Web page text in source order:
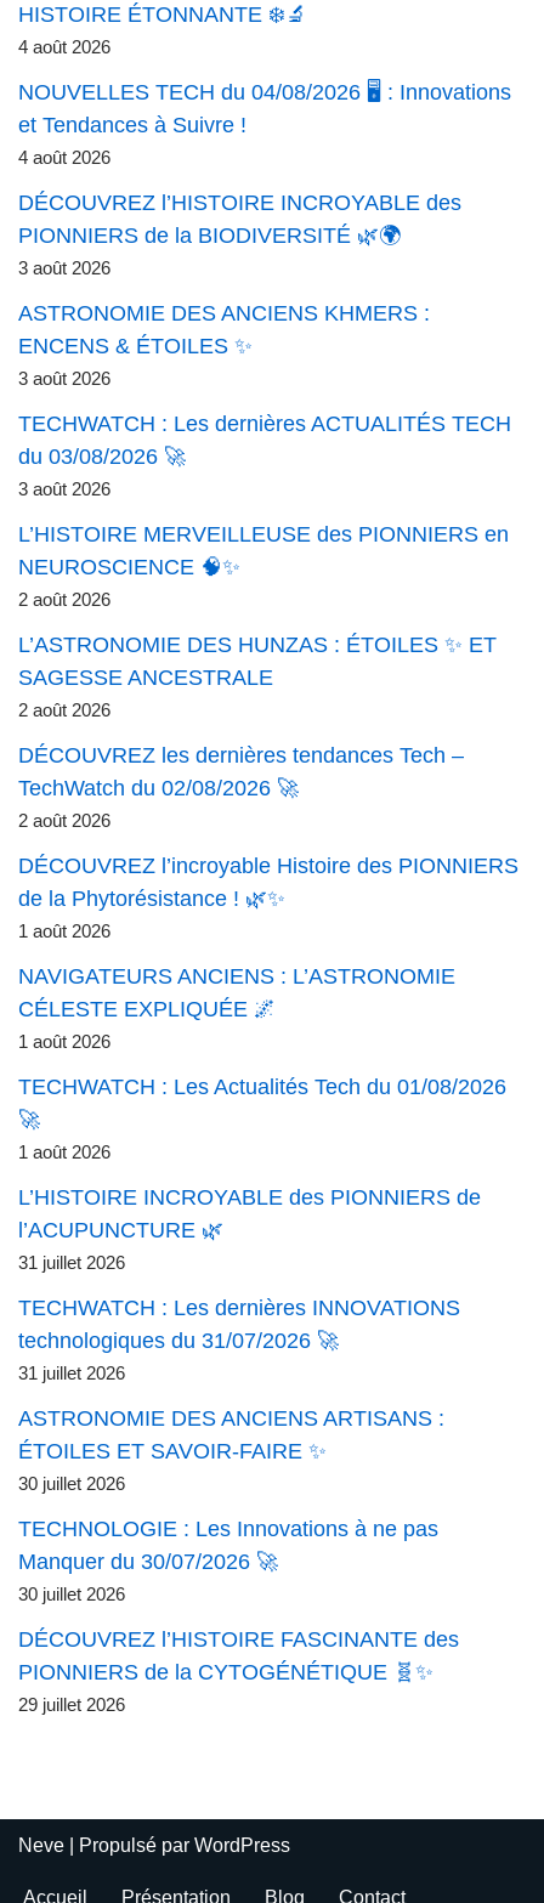
HISTOIRE ÉTONNANTE ❄️🔬
4 août 2026
NOUVELLES TECH du 04/08/2026 🖥️ : Innovations
et Tendances à Suivre !
4 août 2026
DÉCOUVREZ l’HISTOIRE INCROYABLE des
PIONNIERS de la BIODIVERSITÉ 🌿🌍
3 août 2026
ASTRONOMIE DES ANCIENS KHMERS :
ENCENS & ÉTOILES ✨
3 août 2026
TECHWATCH : Les dernières ACTUALITÉS TECH
du 03/08/2026 🚀
3 août 2026
L’HISTOIRE MERVEILLEUSE des PIONNIERS en
NEUROSCIENCE 🧠✨
2 août 2026
L’ASTRONOMIE DES HUNZAS : ÉTOILES ✨ ET
SAGESSE ANCESTRALE
2 août 2026
DÉCOUVREZ les dernières tendances Tech –
TechWatch du 02/08/2026 🚀
2 août 2026
DÉCOUVREZ l’incroyable Histoire des PIONNIERS
de la Phytorésistance ! 🌿✨
1 août 2026
NAVIGATEURS ANCIENS : L’ASTRONOMIE
CÉLESTE EXPLIQUÉE 🌌
1 août 2026
TECHWATCH : Les Actualités Tech du 01/08/2026
🚀
1 août 2026
L’HISTOIRE INCROYABLE des PIONNIERS de
l’ACUPUNCTURE 🌿
31 juillet 2026
TECHWATCH : Les dernières INNOVATIONS
technologiques du 31/07/2026 🚀
31 juillet 2026
ASTRONOMIE DES ANCIENS ARTISANS :
ÉTOILES ET SAVOIR-FAIRE ✨
30 juillet 2026
TECHNOLOGIE : Les Innovations à ne pas
Manquer du 30/07/2026 🚀
30 juillet 2026
DÉCOUVREZ l’HISTOIRE FASCINANTE des
PIONNIERS de la CYTOGÉNÉTIQUE 🧬✨
29 juillet 2026
Neve | Propulsé par WordPress
Accueil Présentation Blog Contact